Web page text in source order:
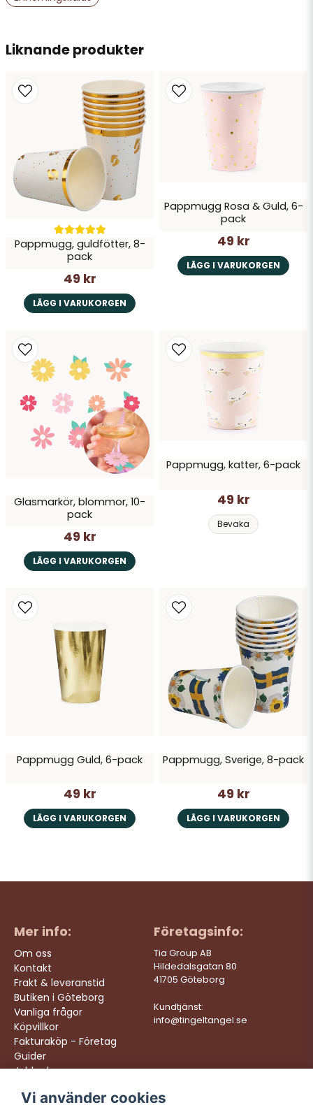
Ja, ni får publicera min fråga
Skicka fråga
Liknande produkter
Pappmugg, guldfötter, 8-
pack
49 kr
LÄGG I VARUKORGEN
Pappmugg Rosa & Guld, 6-
pack
49 kr
LÄGG I VARUKORGEN
Glasmarkör, blommor, 10-
pack
49 kr
LÄGG I VARUKORGEN
Pappmugg, katter, 6-pack
49 kr
Bevaka
Pappmugg Guld, 6-pack
49 kr
LÄGG I VARUKORGEN
Pappmugg, Sverige, 8-pack
49 kr
LÄGG I VARUKORGEN
Mer info:
Om oss
Kontakt
Frakt & leveranstid
Butiken i Göteborg
Vanliga frågor
Köpvillkor
Fakturaköp - Företag
Guider
Jobba hos oss
Företagsinfo:
Tia Group AB
Hildedalsgatan 80
41705 Göteborg
Kundtjänst:
info@tingeltangel.se
Följ oss: Vi levererar:
Vi använder cookies